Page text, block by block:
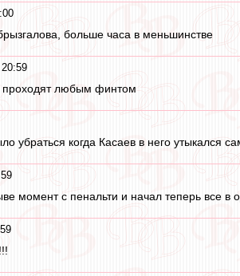
больше часа в меньшинстве
проходят любым финтом
убраться когда Касаев в него утыкался
момент с пенальти и начал теперь все в